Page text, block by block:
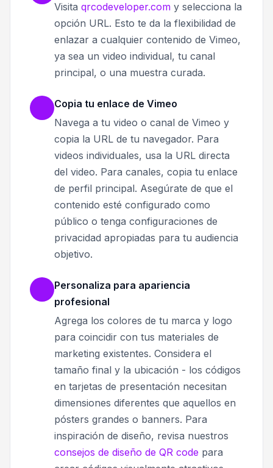
Visita qrcodeveloper.com y selecciona la
opción URL. Esto te da la flexibilidad de
enlazar a cualquier contenido de Vimeo,
ya sea un video individual, tu canal
principal, o una muestra curada.
Copia tu enlace de Vimeo
Navega a tu video o canal de Vimeo y
copia la URL de tu navegador. Para
videos individuales, usa la URL directa
del video. Para canales, copia tu enlace
de perfil principal. Asegúrate de que el
contenido esté configurado como
público o tenga configuraciones de
privacidad apropiadas para tu audiencia
objetivo.
Personaliza para apariencia
profesional
Agrega los colores de tu marca y logo
para coincidir con tus materiales de
marketing existentes. Considera el
tamaño final y la ubicación - los códigos
en tarjetas de presentación necesitan
dimensiones diferentes que aquellos en
pósters grandes o banners. Para
inspiración de diseño, revisa nuestros
consejos de diseño de QR code para